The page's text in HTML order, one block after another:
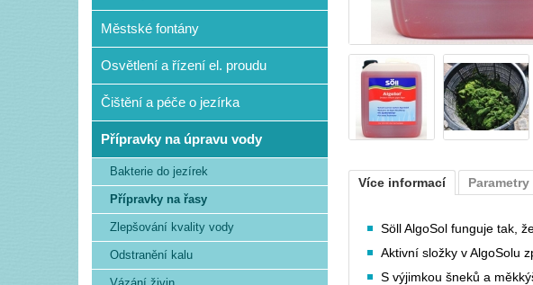
Více informací Parametry
Söll AlgoSol funguje tak,
Aktivní složky v AlgoSolu
S výjimkou šneků a
Městské fontány
Osvětlení a řízení el. proudu
Čištění a péče o jezírka
Přípravky na úpravu vody
Bakterie do jezírek
Přípravky na řasy
Zlepšování kvality vody
Odstranění kalu